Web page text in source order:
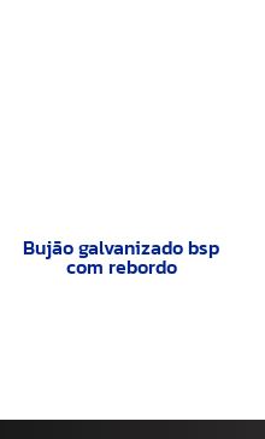
Bujão galvanizado bsp
com rebordo